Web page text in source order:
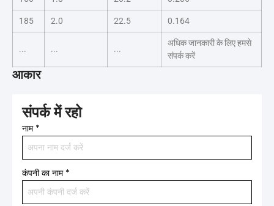
185 2.0 22.5 0.164
... ... ...
अधिक जानकारी के लिए हमसे
संपर्क करें
आकार
संपर्क में रहो
नाम *
कंपनी का नाम *